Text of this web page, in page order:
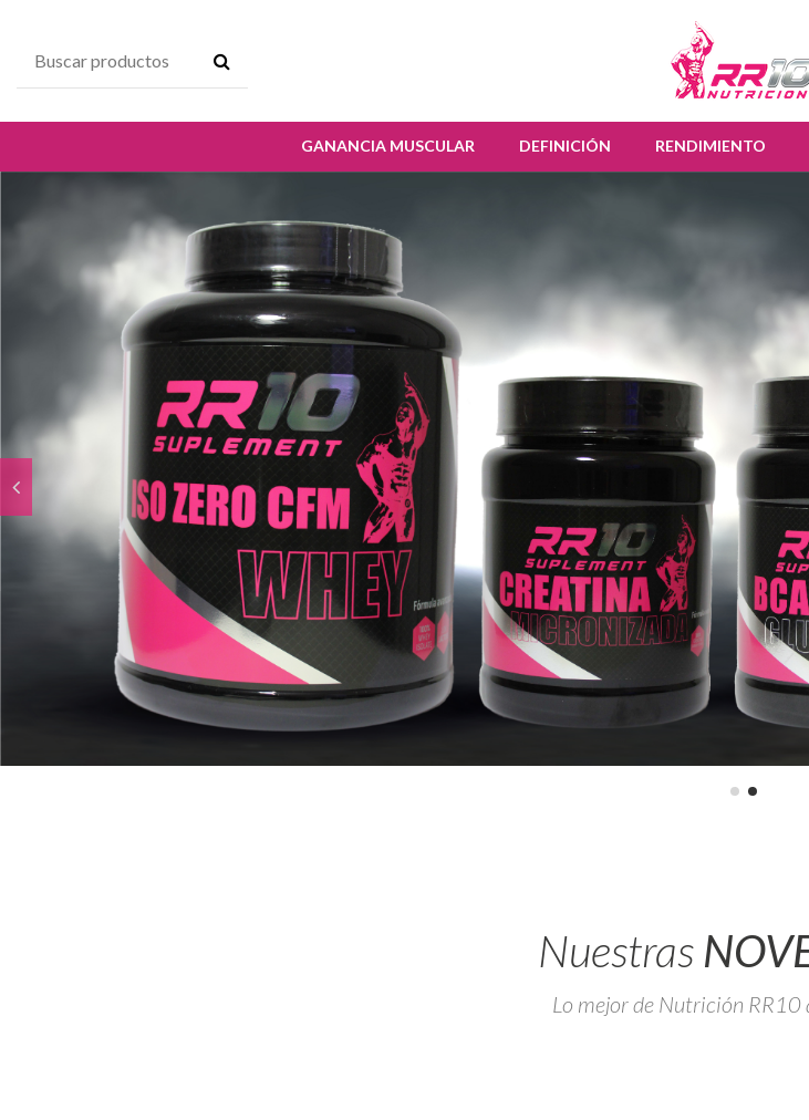
GANANCIA MUSCULAR DEFINICIÓN RENDIMIENTO
Nuestras
Lo mejor de Nutrición RR10